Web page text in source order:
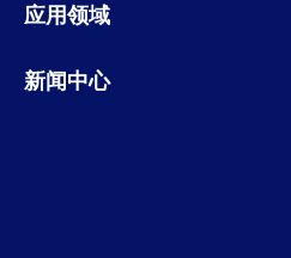
应用领域
新闻中心